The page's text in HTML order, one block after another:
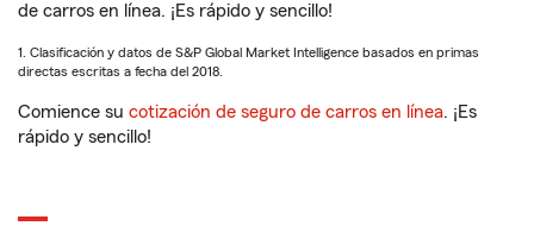
de carros en línea. ¡Es rápido y sencillo!
1. Clasificación y datos de S&P Global Market Intelligence basados en primas
directas escritas a fecha del 2018.
Comience su cotización de seguro de carros en línea. ¡Es
rápido y sencillo!